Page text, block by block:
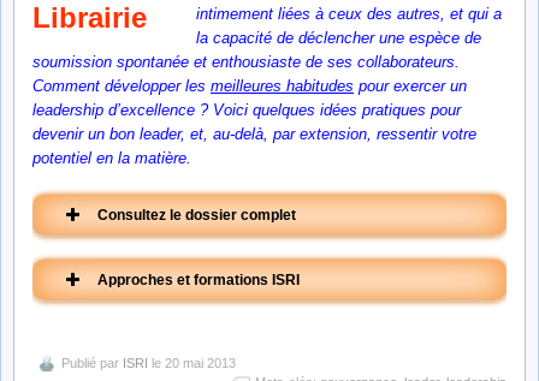
intimement liées à ceux des autres, et qui a
la capacité de déclencher une espèce de
soumission spontanée et enthousiaste de ses collaborateurs.
Comment développer les meilleures habitudes pour exercer un
leadership d’excellence ? Voici quelques idées pratiques pour
devenir un bon leader, et, au-delà, par extension, ressentir votre
potentiel en la matière.
Consultez le dossier complet
1re partie 2me partie
Approches et formations ISRI
Publié par ISRI le 20 mai 2013